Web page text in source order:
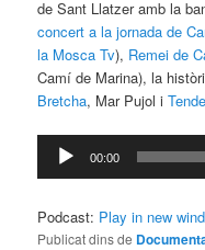
de Sant Llatzer amb la
concert a la jornada de
la Mosca Tv), Remei de
Camí de Marina), la
Bretcha, Mar Pujol i
Reproductor
d'àudio
00:00
Podcast: Play in new
Publicat dins de